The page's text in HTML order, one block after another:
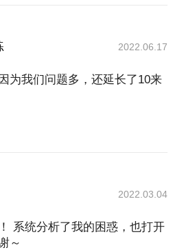
2022.06.17
为我们问题多，还延长了10来
2022.03.04
系统分析了我的困惑，也打开
～